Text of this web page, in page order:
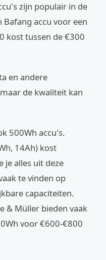
zijn populair in de
accu voor een
kost tussen de €300
en andere
de kwaliteit kan
500Wh accu's.
14Ah) kost
je alles uit deze
te vinden op
capaciteiten.
& Müller bieden vaak
voor €600-€800